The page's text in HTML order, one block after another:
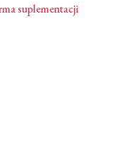
suplementacji